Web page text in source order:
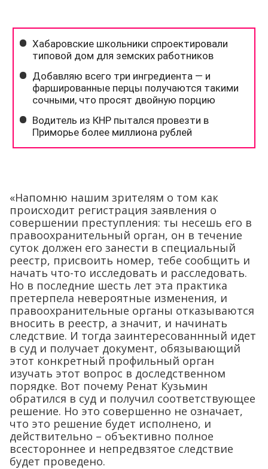
«Напомню нашим зрителям о том как
происходит регистрация заявления о
совершении преступления: ты несешь его в
правоохранительный орган, он в течение
суток должен его занести в специальный
реестр, присвоить номер, тебе сообщить и
начать что-то исследовать и расследовать.
Но в последние шесть лет эта практика
претерпела невероятные изменения, и
правоохранительные органы отказываются
вносить в реестр, а значит, и начинать
следствие. И тогда заинтересованнный идет
в суд и получает документ, обязывающий
этот конкретный профильный орган
изучать этот вопрос в доследственном
порядке. Вот почему Ренат Кузьмин
обратился в суд и получил соответствующее
решение. Но это совершенно не означает,
что это решение будет исполнено, и
действительно – объективно полное
всестороннее и непредвзятое следствие
будет проведено.